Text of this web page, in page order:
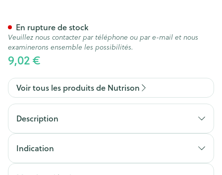
9,02 €
En rupture de stock
Veuillez nous contacter par téléphone ou par e-mail et nous
examinerons ensemble les possibilités.
Voir tous les produits de Nutrison
Description
Indication